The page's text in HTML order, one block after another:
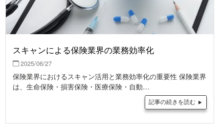
スキャンによる保険業界の業務効率化
2025/06/27
保険業界におけるスキャン活用と業務効率化の重要性 保険業界
は、生命保険・損害保険・医療保険・自動…
記事の続きを読む